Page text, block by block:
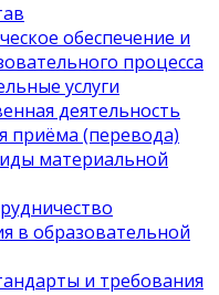
обеспечение и
процесса
услуги
деятельность
приёма (перевода)
материальной
в образовательной
и требования